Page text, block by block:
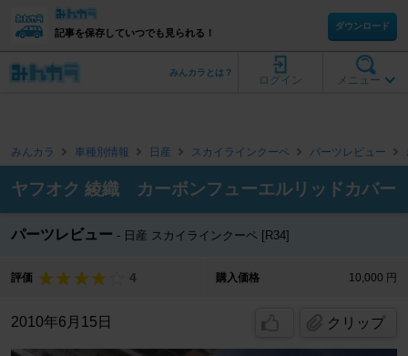
記事を保存していつでも見られる！
ダウンロード
メニュー
ログイン
みんカラとは？
みんカラ 車種別情報 日産 スカイラインクーペ パーツレビュー
ヤフオク 綾織 カーボンフューエルリッドカバー
パーツレビュー 日産 スカイラインクーペ [R34]
評価 4 購入価格 10,000 円
2010年6月15日 クリップ